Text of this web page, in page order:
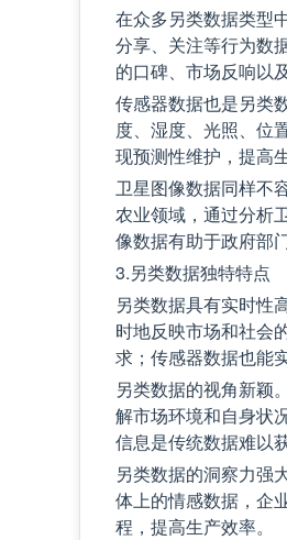
在众多另类数据类型
分享、关注等行为数
的口碑、市场反响以
传感器数据也是另类
度、湿度、光照、位
现预测性维护，提高
卫星图像数据同样不
农业领域，通过分析
像数据有助于政府部
3.另类数据独特特点
另类数据具有实时性
时地反映市场和社会
求；传感器数据也能
另类数据的视角新颖
解市场环境和自身状
信息是传统数据难以
另类数据的洞察力强
体上的情感数据，企
程，提高生产效率。